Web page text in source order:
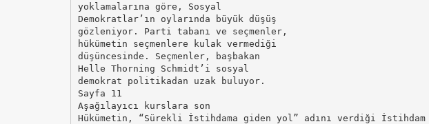
yoklamalarına göre, Sosyal
Demokratlar’ın oylarında büyük düşüş
gözleniyor. Parti tabanı ve seçmenler,
hükümetin seçmenlere kulak vermediği
düşüncesinde. Seçmenler, başbakan
Helle Thorning Schmidt’i sosyal
demokrat politikadan uzak buluyor.
Sayfa 11
Aşağılayıcı kurslara son
Hükümetin, “Sürekli İstihdama giden yol” adını verdiği İstihdam